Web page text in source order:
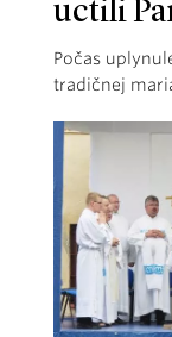
uctili
Počas
tradičnej